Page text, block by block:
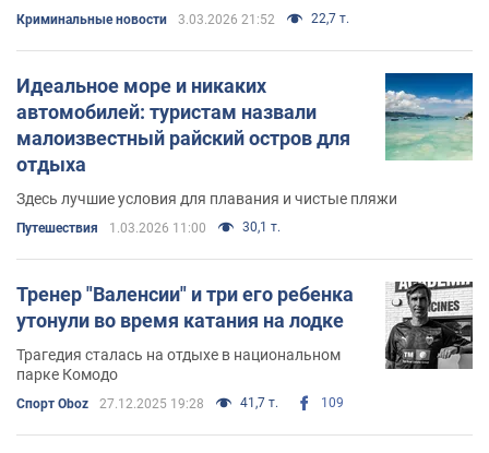
Криминальные новости 3.03.2026 21:52 22,7 т.
Идеальное море и никаких
автомобилей: туристам назвали
малоизвестный райский остров для
отдыха
Здесь лучшие условия для плавания и чистые пляжи
Путешествия 1.03.2026 11:00 30,1 т.
Тренер "Валенсии" и три его ребенка
утонули во время катания на лодке
Трагедия сталась на отдыхе в национальном
парке Комодо
Спорт Oboz 27.12.2025 19:28 41,7 т. 109